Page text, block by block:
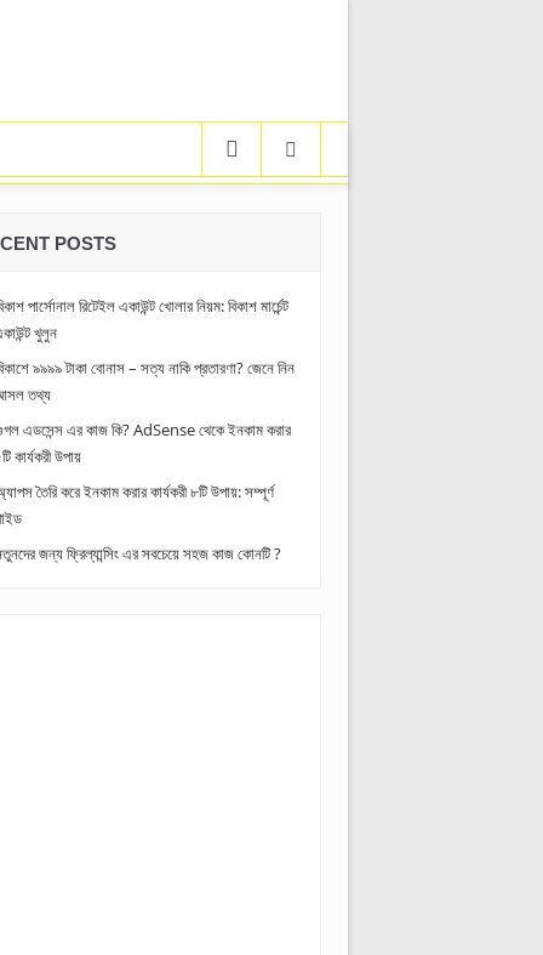
POSTS
পার্সোনাল রিটেইল একাউন্ট খোলার নিয়ম: বিকাশ মার্চেন্ট
খুলুন
৯৯৯৯ টাকা বোনাস – সত্য নাকি প্রতারণা? জেনে নিন
তথ্য
এডসেন্স এর কাজ কি? AdSense থেকে ইনকাম করার
কার্যকরী উপায়
তৈরি করে ইনকাম করার কার্যকরী ৮টি উপায়: সম্পূর্ণ
জন্য ফ্রিল্যান্সিং এর সবচেয়ে সহজ কাজ কোনটি ?